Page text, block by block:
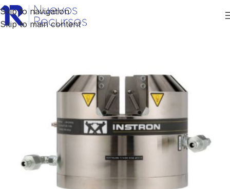
Skip to navigation
Skip to main content